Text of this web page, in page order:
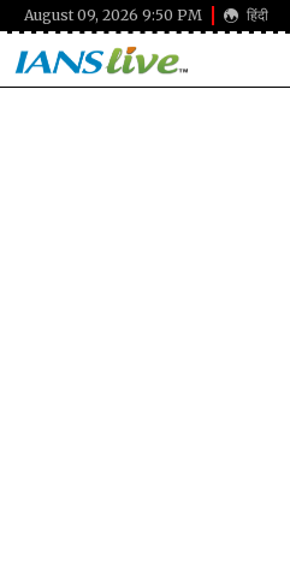
August 09, 2026 9:50 PM हिंदी